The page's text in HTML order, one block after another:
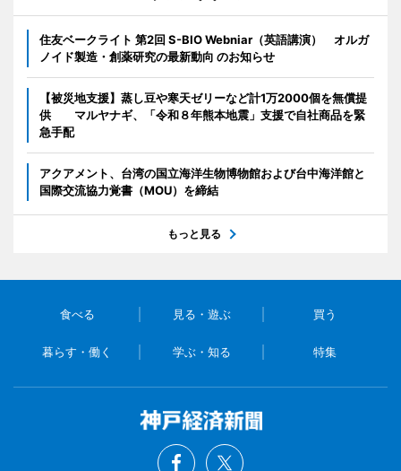
住友ベークライト 第2回 S-BIO Webniar（英語講演） オルガ
ノイド製造・創薬研究の最新動向 のお知らせ
【被災地支援】蒸し豆や寒天ゼリーなど計1万2000個を無償提
供 マルヤナギ、「令和８年熊本地震」支援で自社商品を緊
急手配
アクアメント、台湾の国立海洋生物博物館および台中海洋館と
国際交流協力覚書（MOU）を締結
もっと見る
食べる 見る・遊ぶ 買う
暮らす・働く 学ぶ・知る 特集